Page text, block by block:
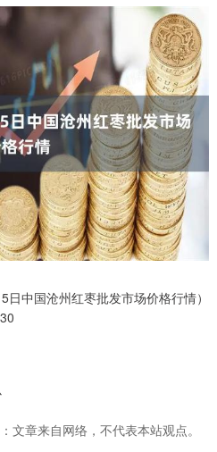
日中国沧州红枣批发市场价格行情）
文章来自网络，不代表本站观点。